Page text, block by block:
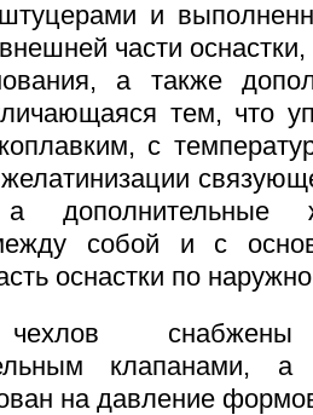
и
части
а также
тем, что
с
а дополнительные
собой и с
оснастки по
клапанами, а
на давление